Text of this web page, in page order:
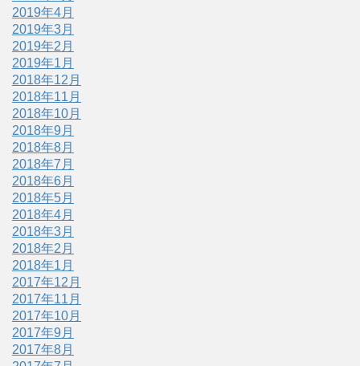
2019年4月
2019年3月
2019年2月
2019年1月
2018年12月
2018年11月
2018年10月
2018年9月
2018年8月
2018年7月
2018年6月
2018年5月
2018年4月
2018年3月
2018年2月
2018年1月
2017年12月
2017年11月
2017年10月
2017年9月
2017年8月